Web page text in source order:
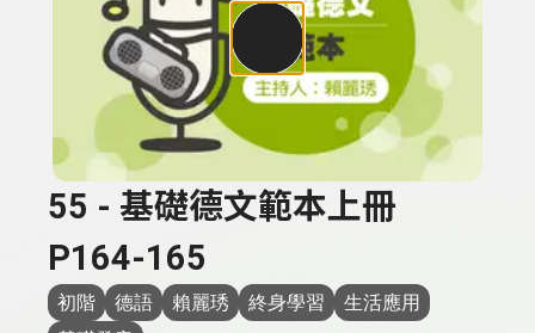
55 - 基礎德文範本上冊
P164-165
初階 德語 賴麗琇 終身學習
生活應用